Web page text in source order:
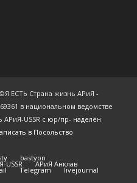
ЕСТЬ Страна жизнь АРиЯ -
в национальном ведомстве
USSR с юр/пр- наделён
в Посольство
bastyon
USSR АРиЯ Анклав
Telegram livejournal